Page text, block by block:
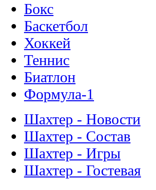
Бокс
Баскетбол
Хоккей
Теннис
Биатлон
Формула-1
Шахтер - Новости
Шахтер - Состав
Шахтер - Игры
Шахтер - Гостевая